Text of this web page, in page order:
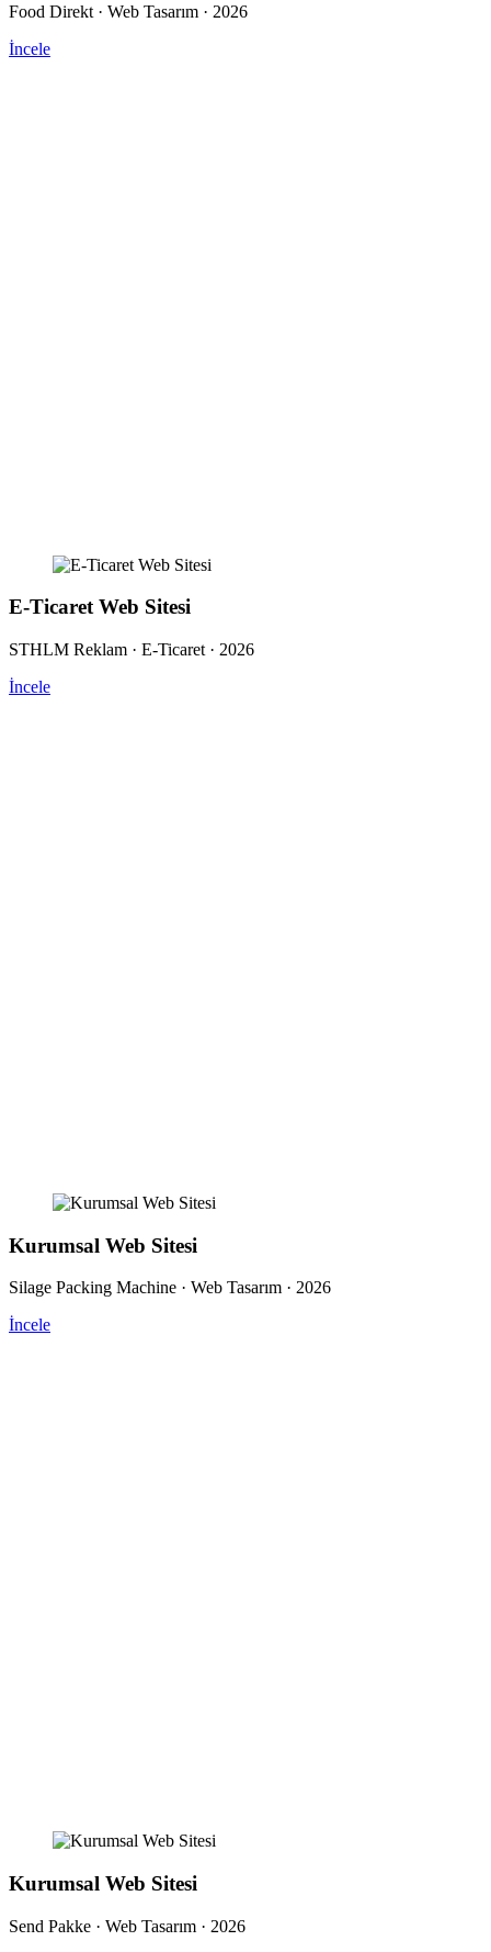
Food Direkt · Web Tasarım · 2026
İncele
E-Ticaret Web Sitesi
STHLM Reklam · E-Ticaret · 2026
İncele
Kurumsal Web Sitesi
Silage Packing Machine · Web Tasarım · 2026
İncele
Kurumsal Web Sitesi
Send Pakke · Web Tasarım · 2026